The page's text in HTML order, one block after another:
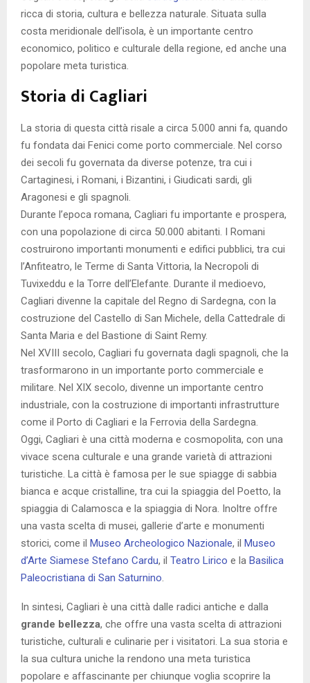
ricca di storia, cultura e bellezza naturale. Situata sulla
costa meridionale dell’isola, è un importante centro
economico, politico e culturale della regione, ed anche una
popolare meta turistica.
Storia di Cagliari
La storia di questa città risale a circa 5.000 anni fa, quando
fu fondata dai Fenici come porto commerciale. Nel corso
dei secoli fu governata da diverse potenze, tra cui i
Cartaginesi, i Romani, i Bizantini, i Giudicati sardi, gli
Aragonesi e gli spagnoli.
Durante l’epoca romana, Cagliari fu importante e prospera,
con una popolazione di circa 50.000 abitanti. I Romani
costruirono importanti monumenti e edifici pubblici, tra cui
l’Anfiteatro, le Terme di Santa Vittoria, la Necropoli di
Tuvixeddu e la Torre dell’Elefante. Durante il medioevo,
Cagliari divenne la capitale del Regno di Sardegna, con la
costruzione del Castello di San Michele, della Cattedrale di
Santa Maria e del Bastione di Saint Remy.
Nel XVIII secolo, Cagliari fu governata dagli spagnoli, che la
trasformarono in un importante porto commerciale e
militare. Nel XIX secolo, divenne un importante centro
industriale, con la costruzione di importanti infrastrutture
come il Porto di Cagliari e la Ferrovia della Sardegna.
Oggi, Cagliari è una città moderna e cosmopolita, con una
vivace scena culturale e una grande varietà di attrazioni
turistiche. La città è famosa per le sue spiagge di sabbia
bianca e acque cristalline, tra cui la spiaggia del Poetto, la
spiaggia di Calamosca e la spiaggia di Nora. Inoltre offre
una vasta scelta di musei, gallerie d’arte e monumenti
storici, come il Museo Archeologico Nazionale, il Museo
d’Arte Siamese Stefano Cardu, il Teatro Lirico e la Basilica
Paleocristiana di San Saturnino.
In sintesi, Cagliari è una città dalle radici antiche e dalla
grande bellezza, che offre una vasta scelta di attrazioni
turistiche, culturali e culinarie per i visitatori. La sua storia e
la sua cultura uniche la rendono una meta turistica
popolare e affascinante per chiunque voglia scoprire la